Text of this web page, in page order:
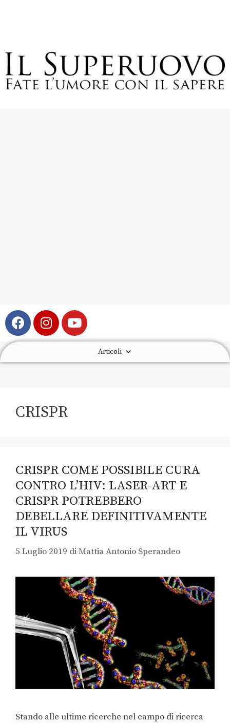
Articoli
CRISPR
CRISPR COME POSSIBILE CURA
CONTRO L’HIV: LASER-ART E
CRISPR POTREBBERO
DEBELLARE DEFINITIVAMENTE
IL VIRUS
5 Luglio 2019 diMattia Antonio Sperandeo
Stando alle ultime ricerche nel campo di ricerca